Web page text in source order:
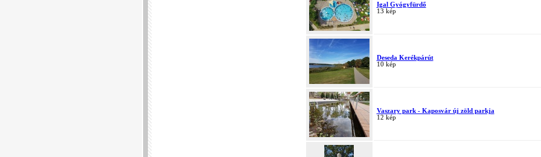
Igal Gyógyfürdő
13 kép
Deseda Kerékpárút
10 kép
Vaszary park - Kaposvár új zöld parkja
12 kép